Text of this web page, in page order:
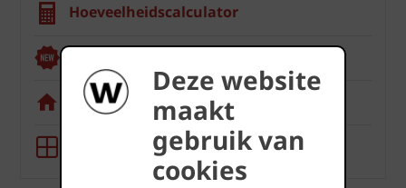
Deze website
maakt
gebruik van
cookies
Hoeveelheidscalculator
Visualisatietool